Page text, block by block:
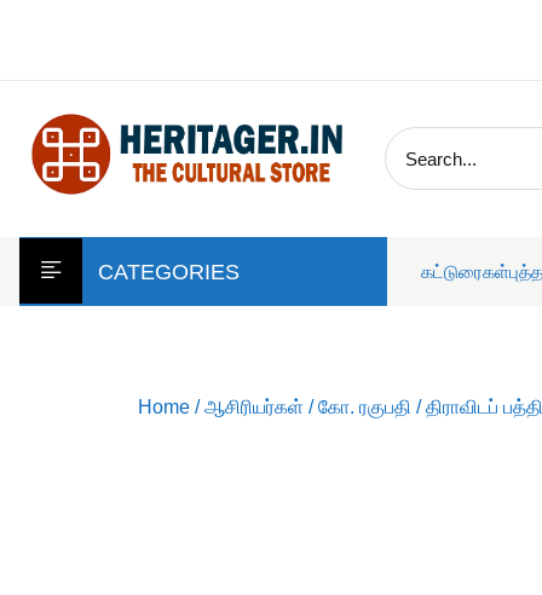
CATEGORIES கட்டுரைகள்
Home /ஆசிரியர்கள் /கோ. ரகுபதி / திராவிடப்